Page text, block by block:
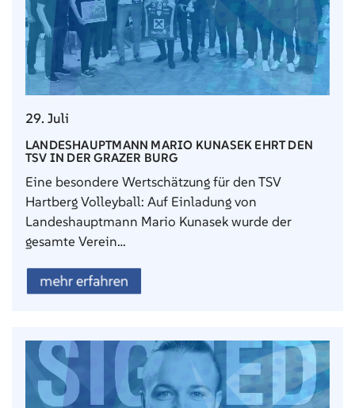
29. Juli
LANDESHAUPTMANN MARIO KUNASEK EHRT DEN
TSV IN DER GRAZER BURG
Eine besondere Wertschätzung für den TSV
Hartberg Volleyball: Auf Einladung von
Landeshauptmann Mario Kunasek wurde der
gesamte Verein…
mehr erfahren